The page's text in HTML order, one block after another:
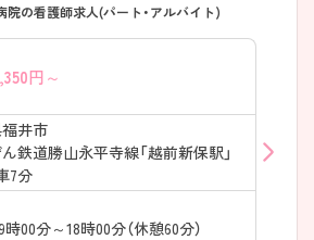
院の看護師求人(パート・アルバイト)
円～
井市
鉄道勝山永平寺線「越前新保駅」
7分
時00分～18時00分（休憩60分）